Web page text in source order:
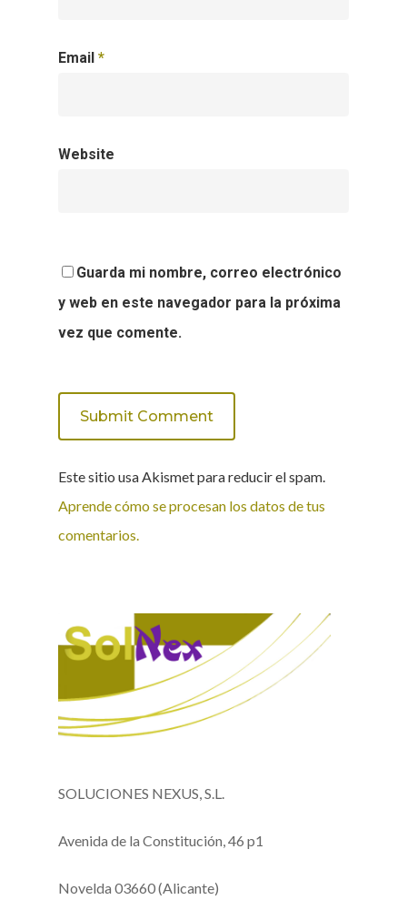
Email *
Website
Guarda mi nombre, correo electrónico
y web en este navegador para la próxima
vez que comente.
Este sitio usa Akismet para reducir el spam.
Aprende cómo se procesan los datos de tus
comentarios.
SOLUCIONES NEXUS, S.L.
Avenida de la Constitución, 46 p1
Novelda 03660 (Alicante)